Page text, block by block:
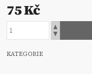
75 Kč
KATEGORIE